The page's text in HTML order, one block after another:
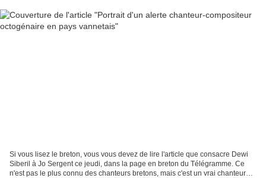
Si vous lisez le breton, vous vous devez de lire l'article que consacre Dewi
Siberil à Jo Sergent ce jeudi, dans la page en breton du Télégramme. Ce
n'est pas le plus connu des chanteurs bretons, mais c'est un vrai chanteur